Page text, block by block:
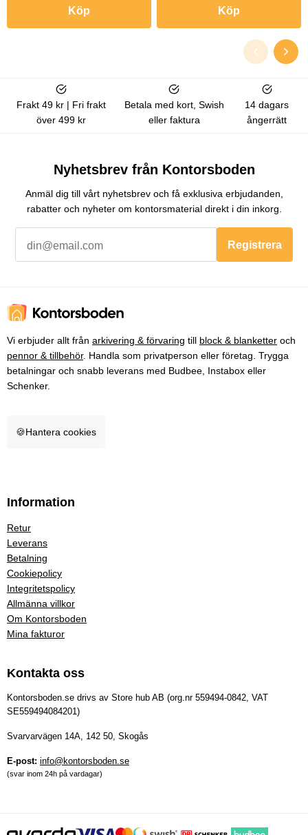
Köp Köp
Frakt 49 kr | Fri frakt
över 499 kr
Betala med kort, Swish
eller faktura
14 dagars
ångerrätt
Nyhetsbrev från Kontorsboden
Anmäl dig till vårt nyhetsbrev och få exklusiva erbjudanden,
rabatter och nyheter om kontorsmaterial direkt i din inkorg.
Registrera
Vi erbjuder allt från arkivering & förvaring till block & blanketter och
pennor & tillbehör. Handla som privatperson eller företag. Trygga
betalningar och snabb leverans med Budbee, Instabox eller
Schenker.
🍪Hantera cookies
Information
Retur
Leverans
Betalning
Cookiepolicy
Integritetspolicy
Allmänna villkor
Om Kontorsboden
Mina fakturor
Kontakta oss
Kontorsboden.se drivs av Store hub AB (org.nr 559494-0842, VAT
SE559494084201)
Svarvarvägen 14A, 142 50, Skogås
E-post: info@kontorsboden.se
(svar inom 24h på vardagar)